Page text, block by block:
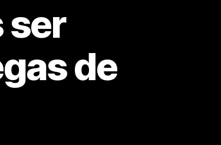
ser
de